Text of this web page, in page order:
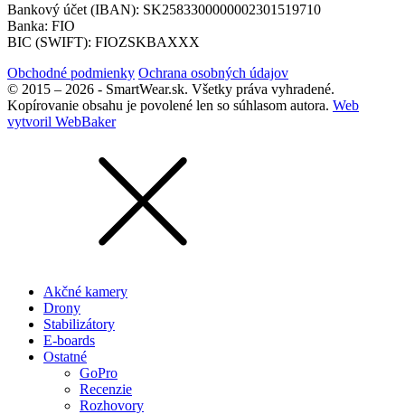
Bankový účet (IBAN): SK2583300000002301519710
Banka: FIO
BIC (SWIFT): FIOZSKBAXXX
Obchodné podmienky Ochrana osobných údajov
© 2015 – 2026 - SmartWear.sk. Všetky práva vyhradené.
Kopírovanie obsahu je povolené len so súhlasom autora. Web
vytvoril WebBaker
Akčné kamery
Drony
Stabilizátory
E-boards
Ostatné
GoPro
Recenzie
Rozhovory